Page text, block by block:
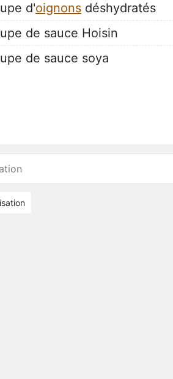
d'oignons déshydratés
de sauce Hoisin
de sauce soya